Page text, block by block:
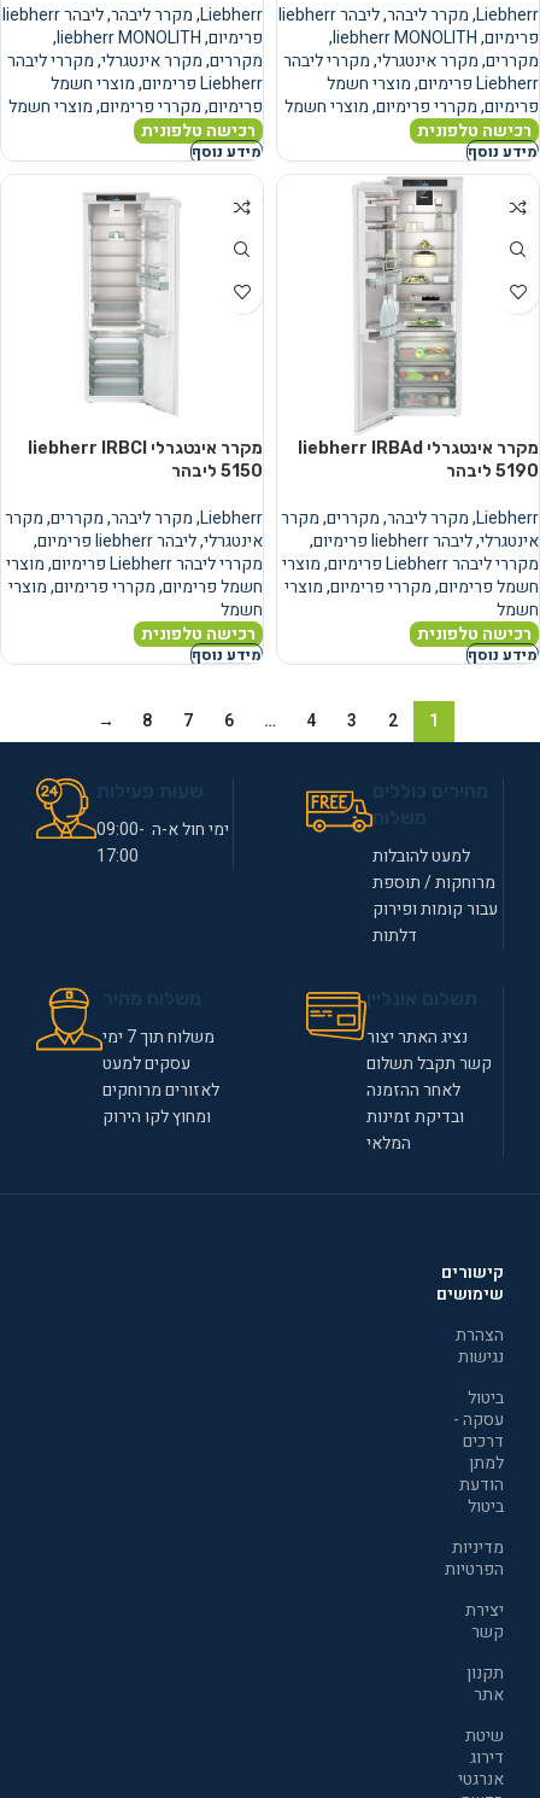
Liebherr
,מקרר ליבהר,
ליבהר liebherr
פרימיום,
liebherr MONOLITH
,
מקררים,מקרר אינטגרלי,מקררי ליבהר
Liebherr פרימיום
,מוצרי חשמל
פרימיום,מקררי פרימיום,מוצרי חשמל
רכישה טלפונית
מידע נוסף
Liebherr
,מקרר ליבהר,
ליבהר liebherr
פרימיום,
liebherr MONOLITH
,
מקררים,מקרר אינטגרלי,מקררי ליבהר
Liebherr פרימיום
,מוצרי חשמל
פרימיום,מקררי פרימיום,מוצרי חשמל
רכישה טלפונית
מידע נוסף
מקרר אינטגרלי liebherr IRBAd
5190 ליבהר
Liebherr
,מקרר ליבהר,מקררים,מקרר
אינטגרלי,ליבהר liebherr פרימיום
,
מקררי ליבהר Liebherr פרימיום
,מוצרי
חשמל פרימיום,מקררי פרימיום,מוצרי
חשמל
רכישה טלפונית
מידע נוסף
מקרר אינטגרלי liebherr IRBCI
5150 ליבהר
Liebherr
,מקרר ליבהר,מקררים,מקרר
אינטגרלי,ליבהר liebherr פרימיום
,
מקררי ליבהר Liebherr פרימיום
,מוצרי
חשמל פרימיום,מקררי פרימיום,מוצרי
חשמל
רכישה טלפונית
מידע נוסף
1
2
3
4
…
6
7
8
→
למעט להובלות
מרוחקות / תוספת
עבור קומות ופירוק
דלתות
ימי חול א-ה 09:00-
17:00
נציג האתר יצור
קשר תקבל תשלום
לאחר ההזמנה
ובדיקת זמינות
המלאי
משלוח תוך 7 ימי
עסקים למעט
לאזורים מרוחקים
ומחוץ לקו הירוק
קישורים
שימושים
הצהרת
נגישות
ביטול
עסקה -
דרכים
למתן
הודעת
ביטול
מדיניות
הפרטיות
יצירת
קשר
תקנון
אתר
שיטת
דירוג
אנרגטי